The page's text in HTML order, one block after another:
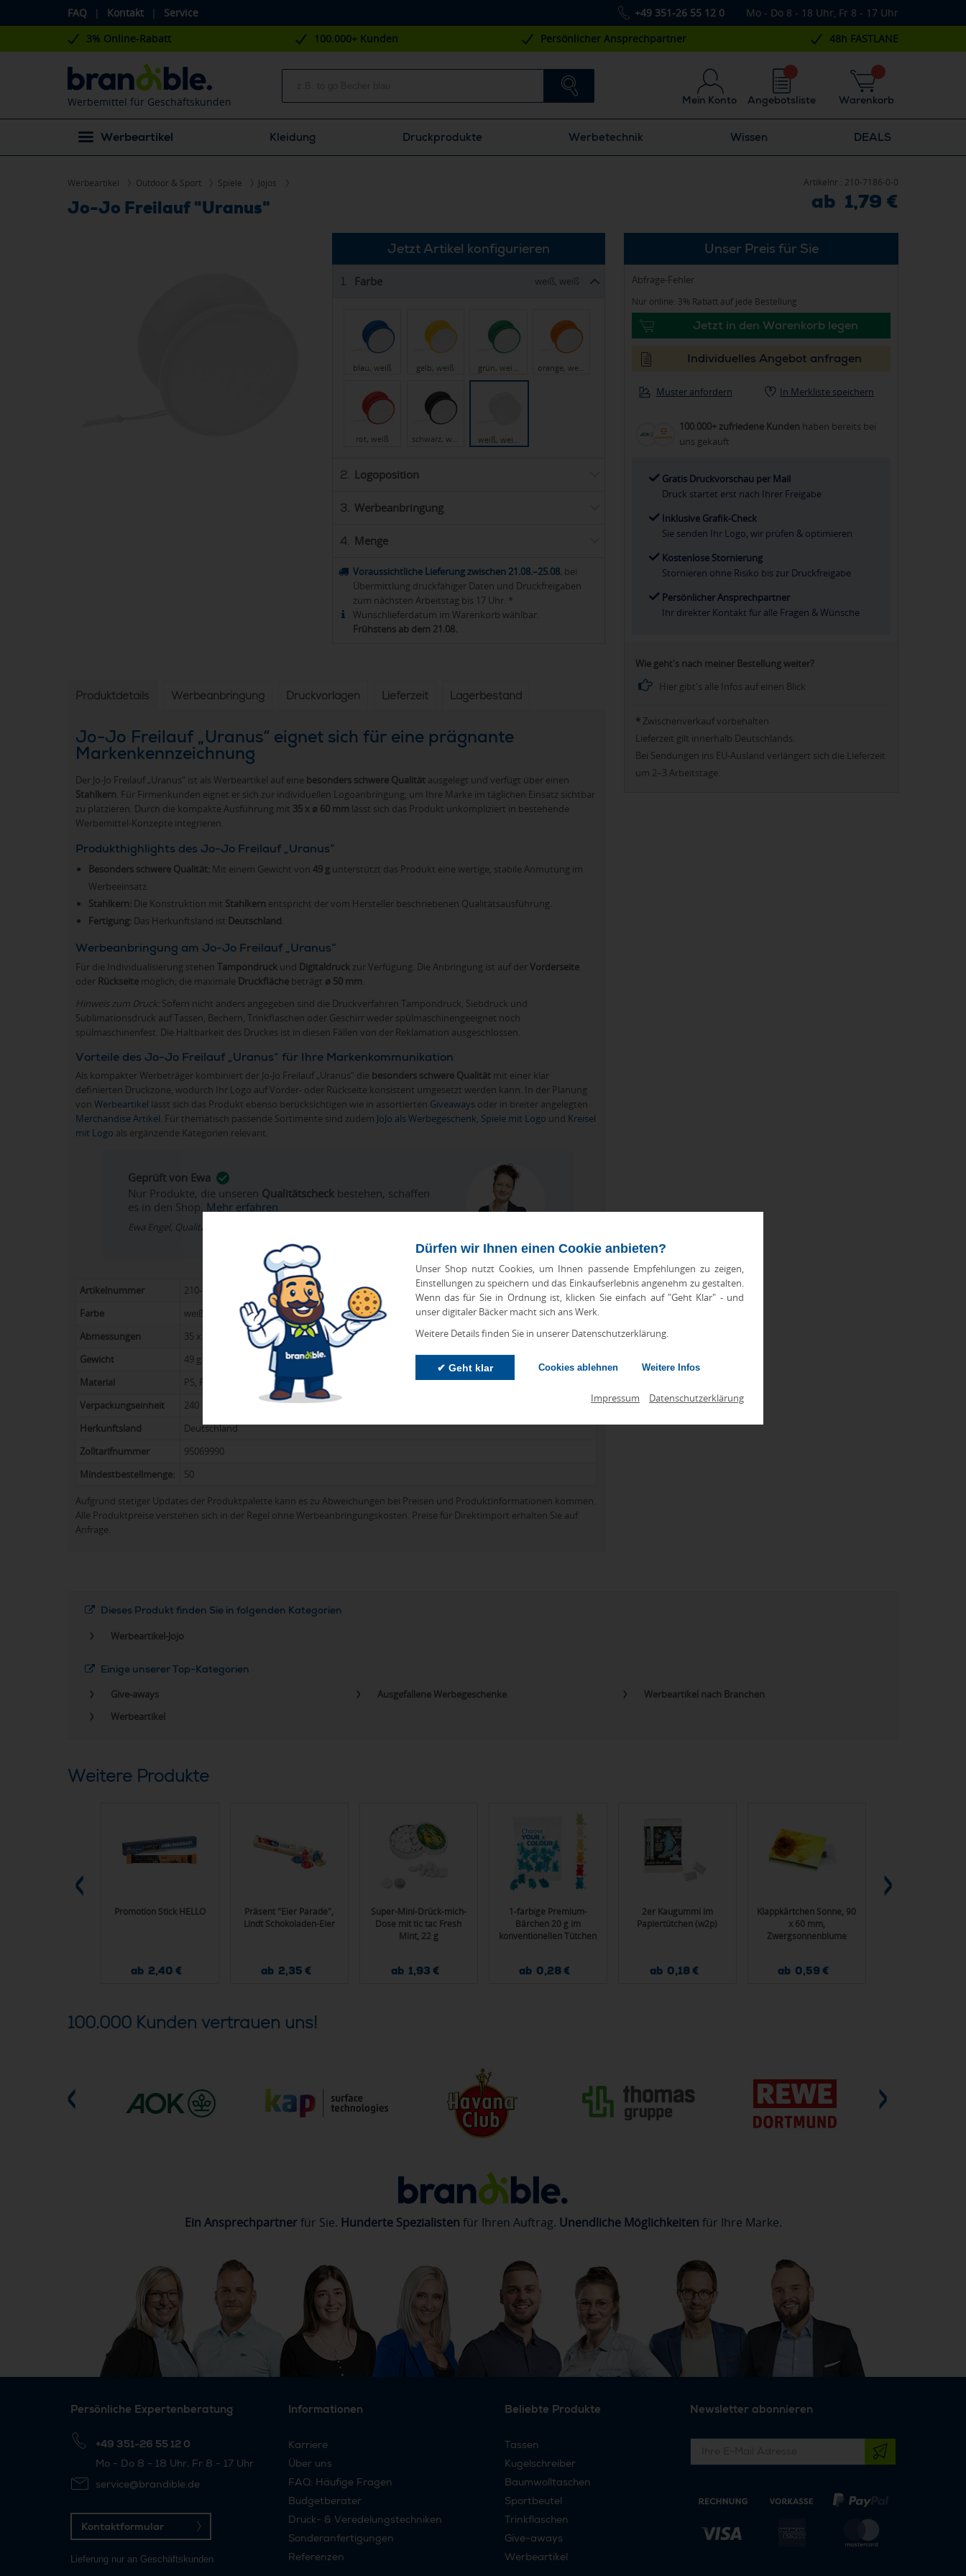
FAQ | Kontakt | Service +49 351-26 55 12 0 Mo - Do 8 - 18 Uhr, Fr 8 - 17 Uhr
Dürfen wir Ihnen einen Cookie anbieten?
Unser Shop nutzt Cookies, um Ihnen passende Empfehlungen zu zeigen,
Einstellungen zu speichern und das Einkaufserlebnis angenehm zu gestalten.
Wenn das für Sie in Ordnung ist, klicken Sie einfach auf "Geht Klar" - und
unser digitaler Bäcker macht sich ans Werk.
Weitere Details finden Sie in unserer Datenschutzerklärung.
✔ Geht klar Cookies ablehnen Weitere Infos
Impressum Datenschutzerklärung
3% Online-Rabatt 100.000+ Kunden Persönlicher Ansprechpartner 48h FASTLANE
Werbemittel für Geschäftskunden Mein Konto Warenkorb
Angebotsliste
Werbeartikel Kleidung Druckprodukte Werbetechnik Wissen DEALS
Werbeartikel Outdoor & Sport Spiele Jojos
Jo-Jo Freilauf "Uranus"
Artikelnr.: 210-7186-0-0
ab 1,79 €
Jetzt Artikel konfigurieren
1. Farbe weiß, weiß
blau, weiß gelb, weiß grün, wei… orange, we…
rot, weiß schwarz, w… weiß, wei…
2. Logoposition
3. Werbeanbringung
4. Menge
Voraussichtliche Lieferung zwischen 21.08.–25.08. bei
Übermittlung druckfähiger Daten und Druckfreigaben
zum nächsten Arbeitstag bis 17 Uhr. *
Wunschlieferdatum im Warenkorb wählbar.
Frühstens ab dem 21.08.
Produktdetails Werbeanbringung Druckvorlagen Lieferzeit Lagerbestand
Jo-Jo Freilauf „Uranus“ eignet sich für eine prägnante
Markenkennzeichnung
Der Jo-Jo Freilauf „Uranus“ ist als Werbeartikel auf eine besonders schwere Qualität ausgelegt und verfügt über einen
Stahlkern . Für Firmenkunden eignet er sich zur individuellen Logoanbringung, um Ihre Marke im täglichen Einsatz sichtbar
zu platzieren. Durch die kompakte Ausführung mit 35 x ø 60 mm lässt sich das Produkt unkompliziert in bestehende
Werbemittel-Konzepte integrieren.
Produkthighlights des Jo-Jo Freilauf „Uranus“
Besonders schwere Qualität: Mit einem Gewicht von49 g unterstützt das Produkt eine wertige, stabile Anmutung im
Werbeeinsatz.
Stahlkern: Die Konstruktion mit Stahlkern entspricht der vom Hersteller beschriebenen Qualitätsausführung.
Fertigung: Das Herkunftsland ist Deutschland.
Werbeanbringung am Jo-Jo Freilauf „Uranus“
Für die Individualisierung stehen Tampondruck und Digitaldruck zur Verfügung. Die Anbringung ist auf derVorderseite
oder Rückseite möglich; die maximale Druckfläche beträgt ø 50 mm.
Hinweis zum Druck:Sofern nicht anders angegeben sind die Druckverfahren Tampondruck, Siebdruck und
Sublimationsdruck auf Tassen, Bechern, Trinkflaschen oder Geschirr weder spülmaschinengeeignet noch
spülmaschinenfest. Die Haltbarkeit des Druckes ist in diesen Fällen von der Reklamation ausgeschlossen.
Vorteile des Jo-Jo Freilauf „Uranus“ für Ihre Markenkommunikation
Als kompakter Werbeträger kombiniert der Jo-Jo Freilauf „Uranus“ die besonders schwere Qualität mit einer klar
definierten Druckzone, wodurch Ihr Logo auf Vorder- oder Rückseite konsistent umgesetzt werden kann. In der Planung
von Werbeartikel lässt sich das Produkt ebenso berücksichtigen wie in assortierten Giveaways oder in breiter angelegten
Merchandise Artikel. Für thematisch passende Sortimente sind zudem JoJo als Werbegeschenk, Spiele mit Logo und Kreisel
mit Logo als ergänzende Kategorien relevant.
Geprüft von Ewa
Nur Produkte, die unseren Qualitätscheckbestehen, schaffen
es in den Shop. Mehr erfahren
Ewa Engel, Qualitätssicherung
Artikelnummer
210-7186-0-0
Farbe
weiß, weiß
Abmessungen
35 x ø 60 mm
Gewicht
49 g
Material
PS, PP, Metall, PES
Verpackungseinheit
240
Herkunftsland
Deutschland
Zolltarifnummer
95069990
Mindestbestellmenge:
50
Aufgrund stetiger Updates der Produktpalette kann es zu Abweichungen bei Preisen und Produktinformationen kommen.
Alle Produktpreise verstehen sich in der Regel ohne Werbeanbringungskosten. Preise für Direktimport erhalten Sie auf
Anfrage.
Unser Preis für Sie
Abfrage-Fehler
Nur online: 3% Rabatt auf jede Bestellung
Jetzt in den Warenkorb legen
Individuelles Angebot anfragen
Muster anfordern In Merkliste speichern
100.000+ zufriedene Kunden haben bereits bei
uns gekauft
Gratis Druckvorschau per Mail
Druck startet erst nach Ihrer Freigabe
Inklusive Grafik-Check
Sie senden Ihr Logo, wir prüfen & optimieren
Kostenlose Stornierung
Stornieren ohne Risiko bis zur Druckfreigabe
Persönlicher Ansprechpartner
Ihr direkter Kontakt für alle Fragen & Wünsche
Wie geht's nach meiner Bestellung weiter?
Hier gibt's alle Infos auf einen Blick
* Zwischenverkauf vorbehalten
Lieferzeit gilt innerhalb Deutschlands.
Bei Sendungen ins EU-Ausland verlängert sich die Lieferzeit
um 2–3 Arbeitstage.
Dieses Produkt finden Sie in folgenden Kategorien
Werbeartikel-Jojo
Einige unserer Top-Kategorien
Give-aways
Ausgefallene Werbegeschenke
Werbeartikel nach Branchen
Werbeartikel
Weitere Produkte
Promotion Stick HELLO
ab 2,40 €
Präsent "Eier Parade",
Lindt Schokoladen-Eier
ab 2,35 €
Super-Mini-Drück-mich-
Dose mit tic tac Fresh
Mint, 22 g
ab 1,93 €
1-farbige Premium-
Bärchen 20 g im
konventionellen Tütchen
ab 0,28 €
2er Kaugummi im
Papiertütchen (w2p)
ab 0,18 €
Klappkärtchen Sonne, 90
x 60 mm,
Zwergsonnenblume
ab 0,59 €
100.000 Kunden vertrauen uns!
Ein Ansprechpartnerfür Sie. Hunderte Spezialisten für Ihren Auftrag. Unendliche Möglichkeiten für Ihre Marke.
Persönliche Expertenberatung
+49 351-26 55 12 0
Mo - Do 8 - 18 Uhr, Fr 8 - 17 Uhr
service@brandible.de
Kontaktformular
Lieferung nur an Geschäftskunden
Informationen
Karriere
Über uns
FAQ: Häufige Fragen
Budgetberater
Druck- & Veredelungstechniken
Sonderanfertigungen
Referenzen
Beliebte Produkte
Tassen
Kugelschreiber
Baumwolltaschen
Sportbeutel
Trinkflaschen
Give-aways
Werbeartikel
Newsletter abonnieren